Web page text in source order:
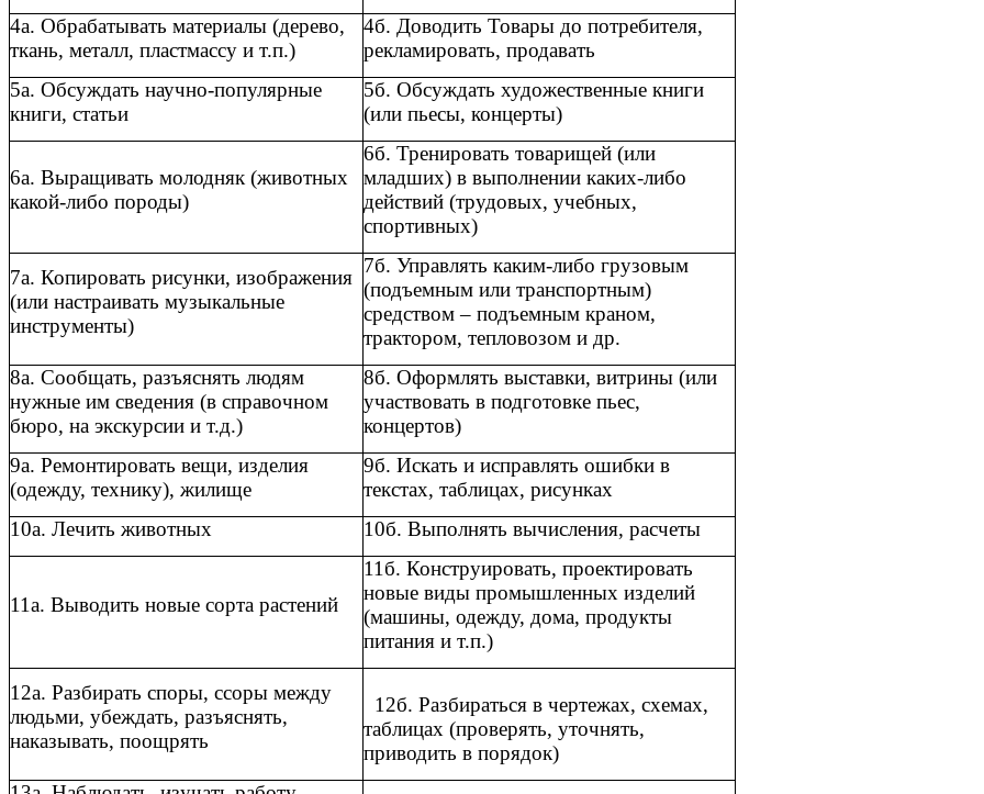
4а. Обрабатывать материалы (дерево,
ткань, металл, пластмассу и т.п.)
4б. Доводить Товары до потребителя,
рекламировать, продавать
5а. Обсуждать научно-популярные
книги, статьи
5б. Обсуждать художественные книги
(или пьесы, концерты)
6а. Выращивать молодняк (животных
какой-либо породы)
6б. Тренировать товарищей (или
младших) в выполнении каких-либо
действий (трудовых, учебных,
спортивных)
7а. Копировать рисунки, изображения
(или настраивать музыкальные
инструменты)
7б. Управлять каким-либо грузовым
(подъемным или транспортным)
средством – подъемным краном,
трактором, тепловозом и др.
8а. Сообщать, разъяснять людям
нужные им сведения (в справочном
бюро, на экскурсии и т.д.)
8б. Оформлять выставки, витрины (или
участвовать в подготовке пьес,
концертов)
9а. Ремонтировать вещи, изделия
(одежду, технику), жилище
9б. Искать и исправлять ошибки в
текстах, таблицах, рисунках
10а. Лечить животных
10б. Выполнять вычисления, расчеты
11а. Выводить новые сорта растений
11б. Конструировать, проектировать
новые виды промышленных изделий
(машины, одежду, дома, продукты
питания и т.п.)
12а. Разбирать споры, ссоры между
людьми, убеждать, разъяснять,
наказывать, поощрять
12б. Разбираться в чертежах, схемах,
таблицах (проверять, уточнять,
приводить в порядок)